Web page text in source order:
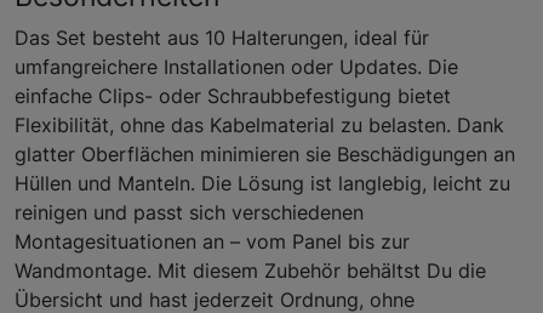
Das Set besteht aus 10 Halterungen, ideal für
umfangreichere Installationen oder Updates. Die
einfache Clips- oder Schraubbefestigung bietet
Flexibilität, ohne das Kabelmaterial zu belasten. Dank
glatter Oberflächen minimieren sie Beschädigungen an
Hüllen und Manteln. Die Lösung ist langlebig, leicht zu
reinigen und passt sich verschiedenen
Montagesituationen an – vom Panel bis zur
Wandmontage. Mit diesem Zubehör behältst Du die
Übersicht und hast jederzeit Ordnung, ohne